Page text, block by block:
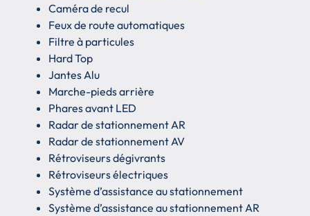
Caméra de recul
Feux de route automatiques
Filtre à particules
Hard Top
Jantes Alu
Marche-pieds arrière
Phares avant LED
Radar de stationnement AR
Radar de stationnement AV
Rétroviseurs dégivrants
Rétroviseurs électriques
Système d’assistance au stationnement
Système d’assistance au stationnement AR